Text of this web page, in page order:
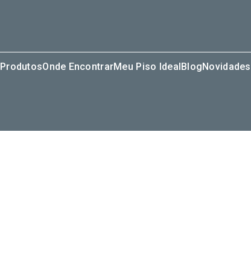
ProdutosOnde EncontrarMeu Piso IdealBlogNovidades